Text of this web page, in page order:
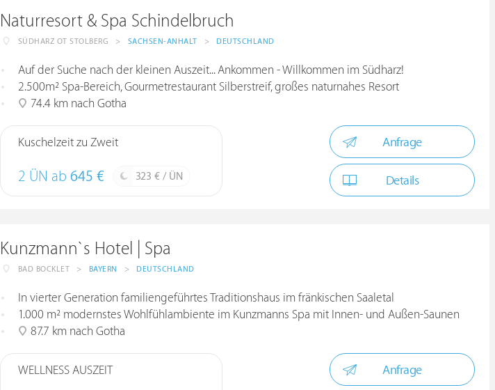
Naturresort & Spa Schindelbruch
SÜDHARZ OT STOLBERG > SACHSEN-ANHALT > DEUTSCHLAND
Auf der Suche nach der kleinen Auszeit... Ankommen - Willkommen im Südharz!
2.500m² Spa-Bereich, Gourmetrestaurant Silberstreif, großes naturnahes Resort
74.4 km nach Gotha
Kuschelzeit zu Zweit
2 ÜN ab 645 € 323 € / ÜN
Anfrage
Details
Kunzmann`s Hotel | Spa
BAD BOCKLET > BAYERN > DEUTSCHLAND
In vierter Generation familiengeführtes Traditionshaus im fränkischen Saaletal
1.000 m² modernstes Wohlfühlambiente im Kunzmanns Spa mit Innen- und Außen-Saunen
87.7 km nach Gotha
WELLNESS AUSZEIT Anfrage